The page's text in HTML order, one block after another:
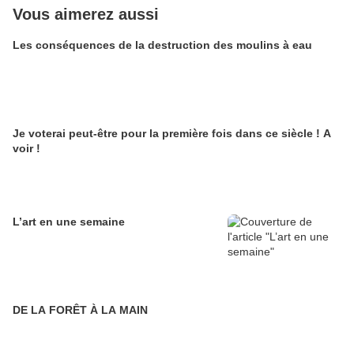
Vous aimerez aussi
Les conséquences de la destruction des moulins à eau
Je voterai peut-être pour la première fois dans ce siècle ! A
voir !
L’art en une semaine
DE LA FORÊT À LA MAIN